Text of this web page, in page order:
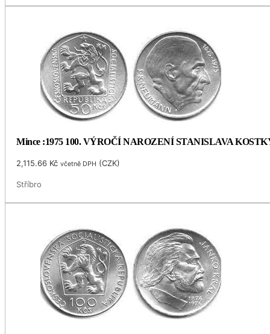
Mince :1975 100. VÝROČÍ NAROZENÍ STANISLAVA
2,115.66 Kč včetně DPH (CZK)
Stříbro